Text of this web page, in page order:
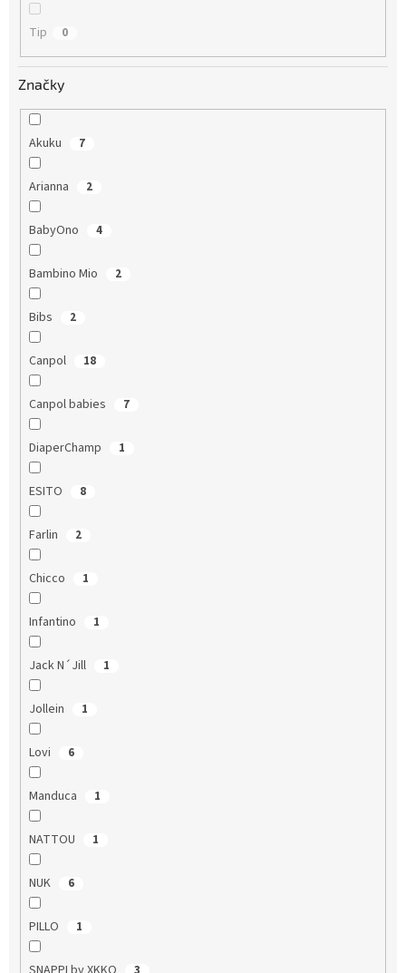
Tip 0
Značky
Akuku 7
Arianna 2
BabyOno 4
Bambino Mio 2
Bibs 2
Canpol 18
Canpol babies 7
DiaperChamp 1
ESITO 8
Farlin 2
Chicco 1
Infantino 1
Jack N´Jill 1
Jollein 1
Lovi 6
Manduca 1
NATTOU 1
NUK 6
PILLO 1